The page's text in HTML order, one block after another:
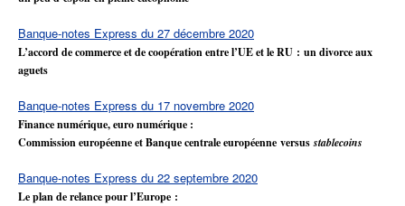
Banque-notes Express du 27 décembre 2020
L’accord de commerce et de coopération entre l’UE et le RU : un divorce aux
aguets
Banque-notes Express du 17 novembre 2020
Finance numérique, euro numérique :
Commission européenne et Banque centrale européenne versusstablecoins
Banque-notes Express du 22 septembre 2020
Le plan de relance pour l’Europe :